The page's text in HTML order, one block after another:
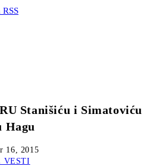
Stanišiću i Simatoviću
Hagu
16, 2015
VESTI